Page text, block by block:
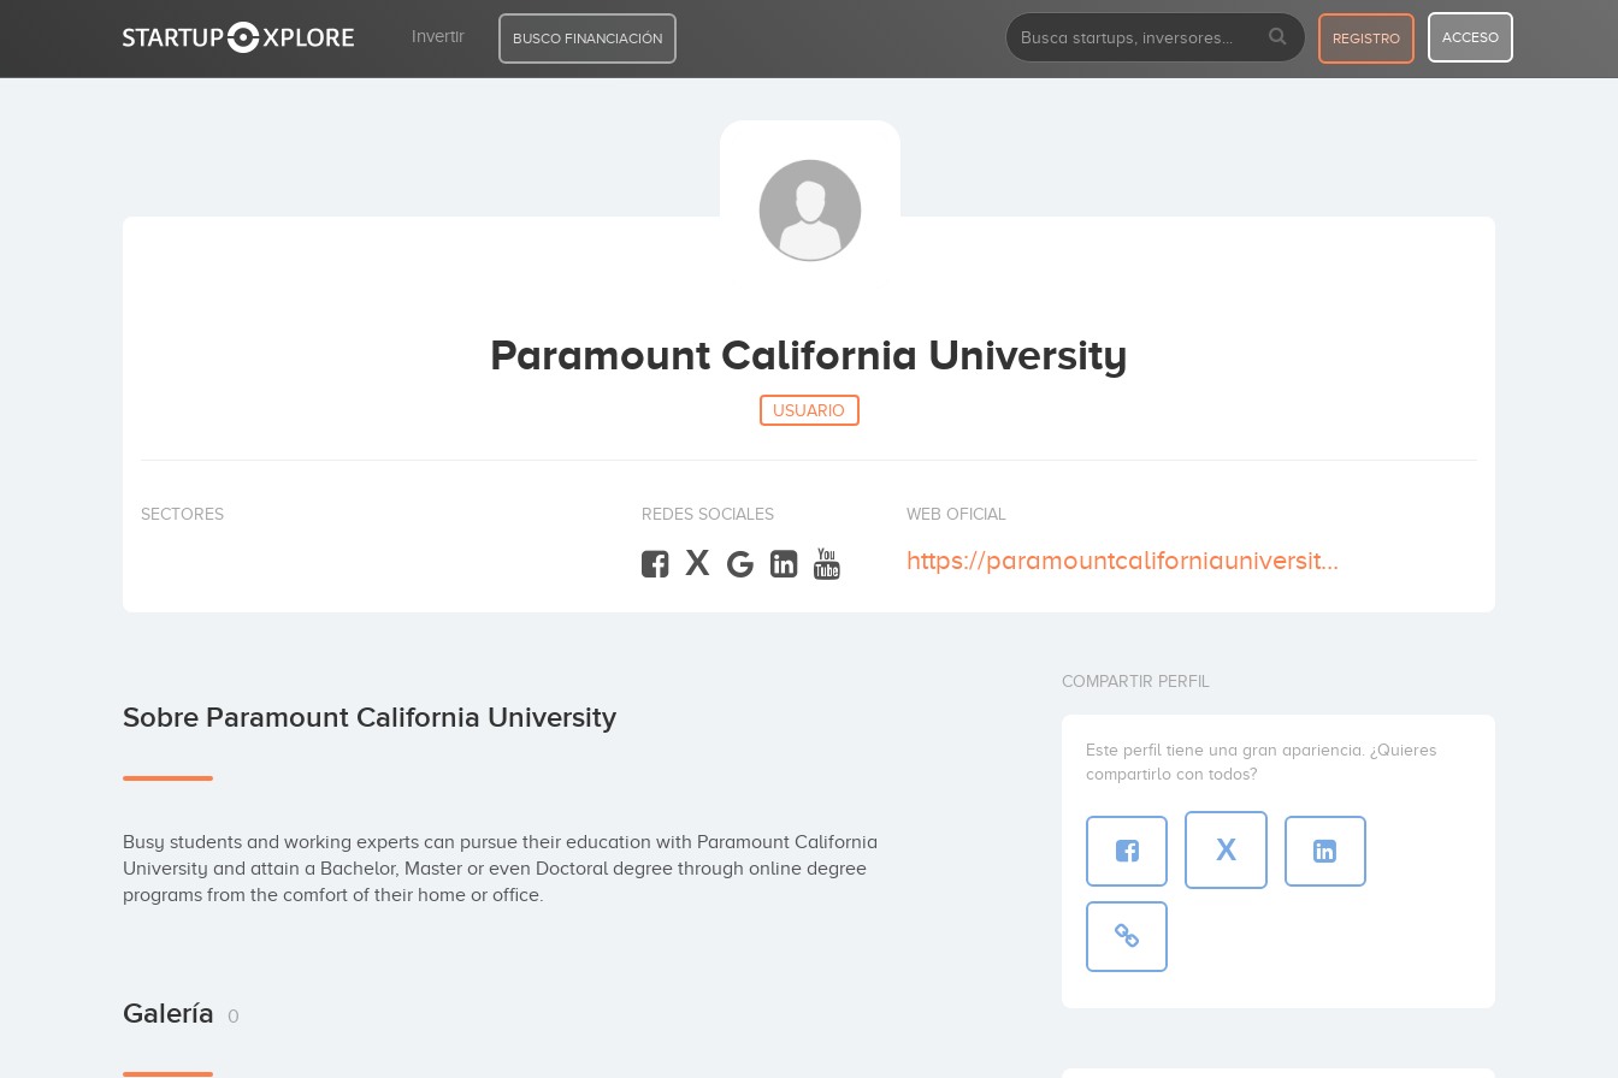
Invertir BUSCO FINANCIACIÓN REGISTRO ACCESO
Paramount California University
USUARIO
SECTORES REDES SOCIALES
X
WEB OFICIAL
https://paramountcaliforniauniversityrankinguae.wordpress.com/
Sobre Paramount California University
Busy students and working experts can pursue their education with Paramount California
University and attain a Bachelor, Master or even Doctoral degree through online degree
programs from the comfort of their home or office.
Galería 0
COMPARTIR PERFIL
Este perfil tiene una gran apariencia. ¿Quieres
compartirlo con todos?
X